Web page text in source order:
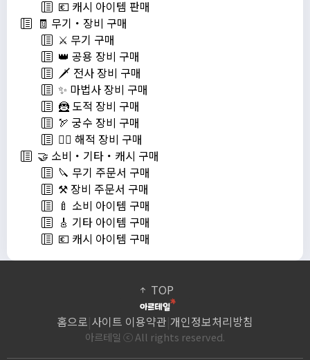
💶 캐시 아이템 판매
🧾 무기・장비 구매
⚔️ 무기 구매
👑 공용 장비 구매
🗡️ 전사 장비 구매
✨ 마법사 장비 구매
🦹 도적 장비 구매
🏹 궁수 장비 구매
🏴‍☠️ 해적 장비 구매
🤝 소비・기타・캐시 구매
🔪 무기 주문서 구매
⚒️ 장비 주문서 구매
🍼 소비 아이템 구매
🎸 기타 아이템 구매
💶 캐시 아이템 구매
TOP
홈으로 사이트 이용약관 개인정보처리방침
아르테일 ⓒ All rights reserved.